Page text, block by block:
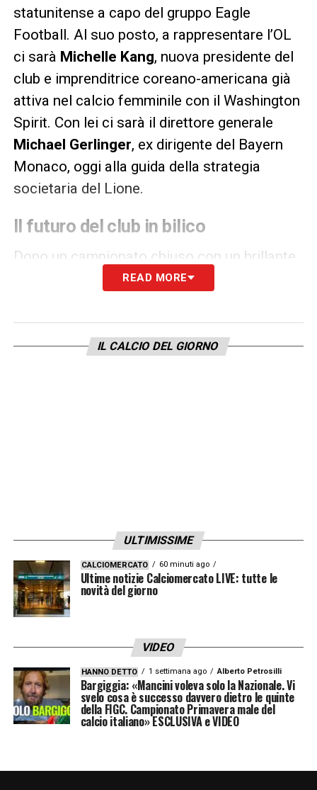
statunitense a capo del gruppo Eagle
Football. Al suo posto, a rappresentare l’OL
ci sarà Michelle Kang, nuova presidente del
club e imprenditrice coreano-americana già
attiva nel calcio femminile con il Washington
Spirit. Con lei ci sarà il direttore generale
Michael Gerlinger, ex dirigente del Bayern
Monaco, oggi alla guida della strategia
societaria del Lione.
Il futuro del club in bilico
Dopo un campionato chiuso con un brillante
recupero in classifica e la qualificazione alle
L’esito del ricorso davanti alla DNCG
determinerà il futuro del club, chiamato a
READ MORE
IL CALCIO DEL GIORNO
ULTIMISSIME
CALCIOMERCATO 60 minuti ago
Ultime notizie Calciomercato LIVE: tutte le
novità del giorno
VIDEO
HANNO DETTO 1 settimana ago Alberto Petrosilli
Bargiggia: «Mancini voleva solo la Nazionale. Vi
svelo cosa è successo davvero dietro le quinte
della FIGC. Campionato Primavera male del
calcio italiano» ESCLUSIVA e VIDEO